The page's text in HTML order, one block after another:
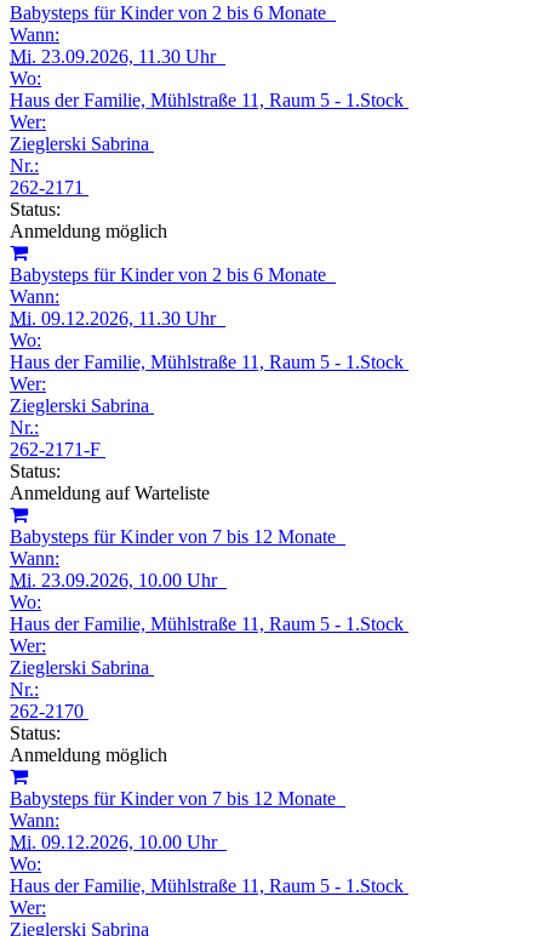
Babysteps für Kinder von 2 bis 6 Monate
Wann:
Mi. 23.09.2026, 11.30 Uhr
Wo:
Haus der Familie, Mühlstraße 11, Raum 5 - 1.Stock
Wer:
Zieglerski Sabrina
Nr.:
262-2171
Status:
Anmeldung möglich
Babysteps für Kinder von 2 bis 6 Monate
Wann:
Mi. 09.12.2026, 11.30 Uhr
Wo:
Haus der Familie, Mühlstraße 11, Raum 5 - 1.Stock
Wer:
Zieglerski Sabrina
Nr.:
262-2171-F
Status:
Anmeldung auf Warteliste
Babysteps für Kinder von 7 bis 12 Monate
Wann:
Mi. 23.09.2026, 10.00 Uhr
Wo:
Haus der Familie, Mühlstraße 11, Raum 5 - 1.Stock
Wer:
Zieglerski Sabrina
Nr.:
262-2170
Status:
Anmeldung möglich
Babysteps für Kinder von 7 bis 12 Monate
Wann:
Mi. 09.12.2026, 10.00 Uhr
Wo:
Haus der Familie, Mühlstraße 11, Raum 5 - 1.Stock
Wer:
Zieglerski Sabrina